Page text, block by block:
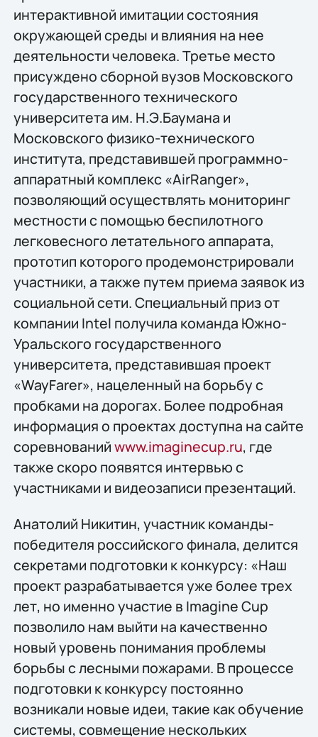
интерактивной имитации состояния
окружающей среды и влияния на нее
деятельности человека. Третье место
присуждено сборной вузов Московского
государственного технического
университета им. Н.Э.Баумана и
Московского физико-технического
института, представившей программно-
аппаратный комплекс «AirRanger»,
позволяющий осуществлять мониторинг
местности с помощью беспилотного
легковесного летательного аппарата,
прототип которого продемонстрировали
участники, а также путем приема заявок из
социальной сети. Специальный приз от
компании Intel получила команда Южно-
Уральского государственного
университета, представившая проект
«WayFarer», нацеленный на борьбу с
пробками на дорогах. Более подробная
информация о проектах доступна на сайте
соревнованийwww.imaginecup.ru, где
также скоро появятся интервью с
участниками и видеозаписи презентаций.
Анатолий Никитин, участник команды-
победителя российского финала, делится
секретами подготовки к конкурсу: «Наш
проект разрабатывается уже более трех
лет, но именно участие в Imagine Cup
позволило нам выйти на качественно
новый уровень понимания проблемы
борьбы с лесными пожарами. В процессе
подготовки к конкурсу постоянно
возникали новые идеи, такие как обучение
системы, совмещение нескольких